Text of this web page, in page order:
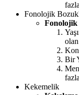
Fonolojik
Fonolojik
Bir
Kekemelik